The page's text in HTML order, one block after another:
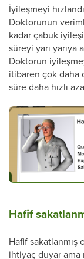
İyileşmeyi
Doktorunun
kadar çabuk
süreyi yarı yarıya
Doktorun
itibaren çok daha
süre daha hızlı
Hafif
Hafif
ihtiyaç duyar